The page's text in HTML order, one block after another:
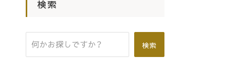
検索
検索